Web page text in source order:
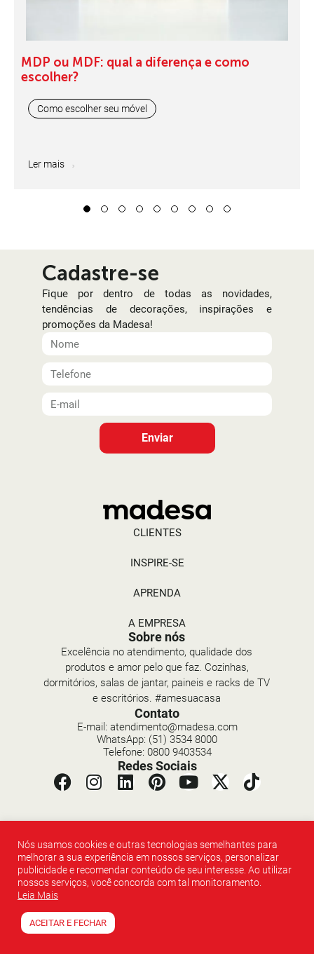
MDP ou MDF: qual a diferença e como
escolher?
Como escolher seu móvel
Ler mais
3 4 5 6 7 8 9
Cadastre-se
Fique por dentro de todas as novidades,
tendências de decorações, inspirações e
promoções da Madesa!
Enviar
CLIENTES
INSPIRE-SE
APRENDA
A EMPRESA
Sobre nós
Excelência no atendimento, qualidade dos
produtos e amor pelo que faz. Cozinhas,
dormitórios, salas de jantar, paineis e racks de TV
e escritórios. #amesuacasa
Contato
E-mail: atendimento@madesa.com
WhatsApp: (51) 3534 8000
Telefone: 0800 9403534
Redes Sociais
Nós usamos cookies e outras tecnologias semelhantes para
melhorar a sua experiência em nossos serviços, personalizar
publicidade e recomendar conteúdo de seu interesse. Ao utilizar
nossos serviços, você concorda com tal monitoramento.
Leia Mais
ACEITAR E FECHAR